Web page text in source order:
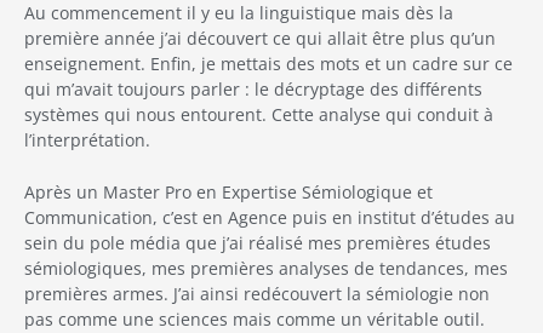
Au commencement il y eu la linguistique mais dès la
première année j’ai découvert ce qui allait être plus qu’un
enseignement. Enfin, je mettais des mots et un cadre sur ce
qui m’avait toujours parler : le décryptage des différents
systèmes qui nous entourent. Cette analyse qui conduit à
l’interprétation.
Après un Master Pro en Expertise Sémiologique et
Communication, c’est en Agence puis en institut d’études au
sein du pole média que j’ai réalisé mes premières études
sémiologiques, mes premières analyses de tendances, mes
premières armes. J’ai ainsi redécouvert la sémiologie non
pas comme une sciences mais comme un véritable outil.